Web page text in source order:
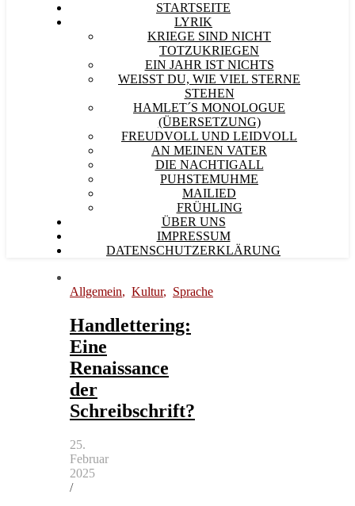
STARTSEITE
LYRIK
KRIEGE SIND NICHT
TOTZUKRIEGEN
EIN JAHR IST NICHTS
WEISST DU, WIE VIEL STERNE S
TEHEN
HAMLET´S MONOLOGUE
(ÜBERSETZUNG)
FREUDVOLL UND LEIDVOLL
AN MEINEN VATER
DIE NACHTIGALL
PUHSTEMUHME
MAILIED
FRÜHLING
ÜBER UNS
IMPRESSUM
DATENSCHUTZERKLÄRUNG
Allgemein, Kultur, Sprache
Handlettering:
Eine
Renaissance
der
Schreibschrift?
25.
Februar
2025
/